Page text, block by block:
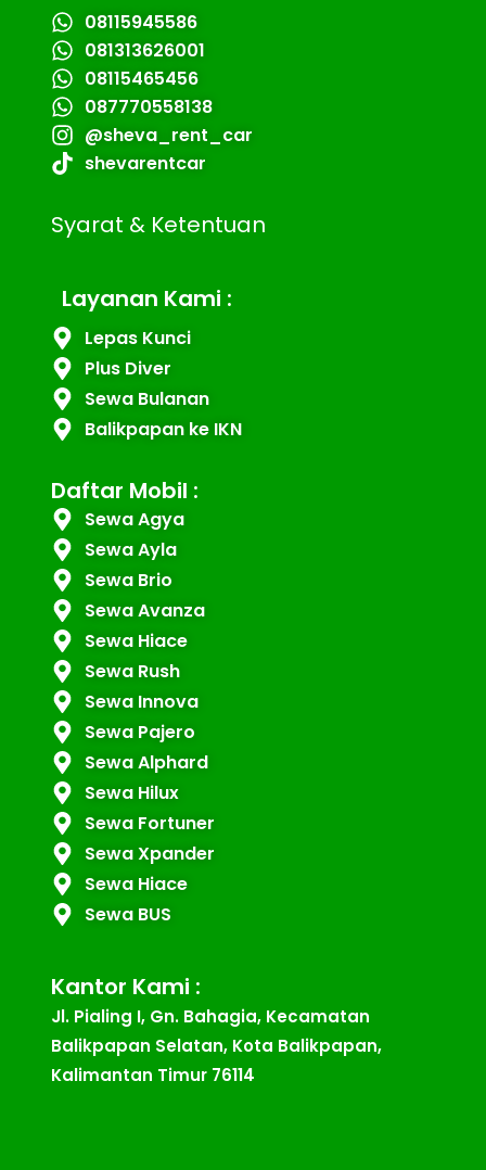
08115945586
081313626001
08115465456
087770558138
@sheva_rent_car
shevarentcar
Syarat & Ketentuan
Layanan Kami :
Lepas Kunci
Plus Diver
Sewa Bulanan
Balikpapan ke IKN
Daftar Mobil :
Sewa Agya
Sewa Ayla
Sewa Brio
Sewa Avanza
Sewa Hiace
Sewa Rush
Sewa Innova
Sewa Pajero
Sewa Alphard
Sewa Hilux
Sewa Fortuner
Sewa Xpander
Sewa Hiace
Sewa BUS
Kantor Kami :
Jl. Pialing I, Gn. Bahagia, Kecamatan
Balikpapan Selatan, Kota Balikpapan,
Kalimantan Timur 76114